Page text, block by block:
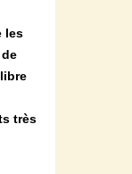
les
très